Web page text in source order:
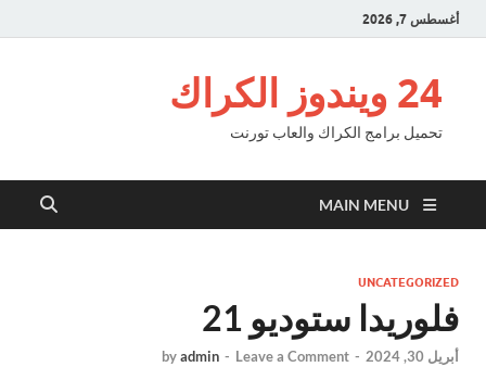
أغسطس 7, 2026
24 ويندوز الكراك
تحميل برامج الكراك والعاب تورنت
MAIN MENU
UNCATEGORIZED
فلوريدا ستوديو 21
أبريل 30, 2024 -
byadmin - Leave a Comment